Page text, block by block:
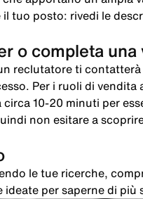
tuo posto: rivedi le
o completa una
reclutatore ti
Per i ruoli di
10-20 minuti per
non esitare a
le tue ricerche,
per saperne di